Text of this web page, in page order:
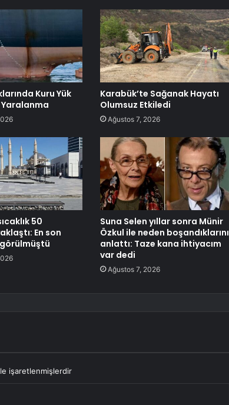
Kuru Yük
Karabük’te Sağanak Hayatı
Olumsuz Etkiledi
Ağustos 7, 2026
50
En son
Suna Selen yıllar sonra Münir
Özkul ile neden boşandıklarını
anlattı: Taze kana ihtiyacım
var dedi
Ağustos 7, 2026
işaretlenmişlerdir